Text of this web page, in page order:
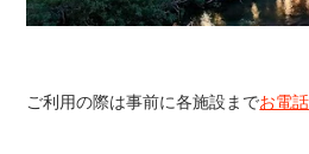
ご利用の際は事前に各施設までお電話